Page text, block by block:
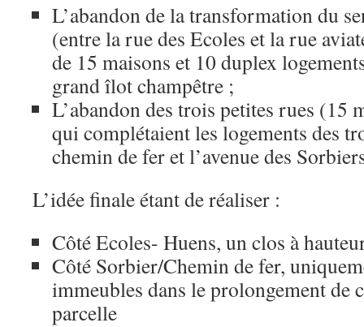
L’abandon de la transformation du
(entre la rue des Ecoles et la rue
de 15 maisons et 10 duplex
grand îlot champêtre ;
L’abandon des trois petites rues (15
qui complétaient les logements des
chemin de fer et l’avenue des
L’idée finale étant de réaliser :
Côté Ecoles- Huens, un clos à
Côté Sorbier/Chemin de fer,
immeubles dans le prolongement de
parcelle